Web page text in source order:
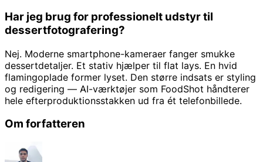
Har jeg brug for professionelt udstyr til
dessertfotografering?
Nej. Moderne smartphone-kameraer fanger smukke
dessertdetaljer. Et stativ hjælper til flat lays. En hvid
flamingoplade former lyset. Den større indsats er styling
og redigering — AI-værktøjer som FoodShot håndterer
hele efterproduktionsstakken ud fra ét telefonbillede.
Om forfatteren